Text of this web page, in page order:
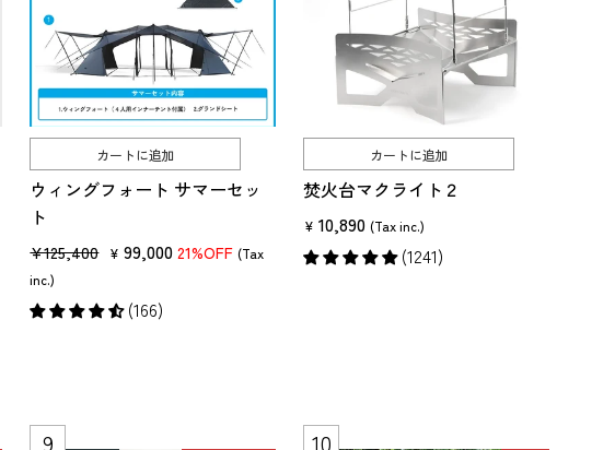
カートに追加
ウィングフォート サマーセッ
ト
販
売
価
¥125,400 セ
ル
¥ 99,00021%OFF (Tax
inc.)
(166)
カートに追加
焚火台マクライト２
¥ 10,890 (Tax inc.)
(1241)